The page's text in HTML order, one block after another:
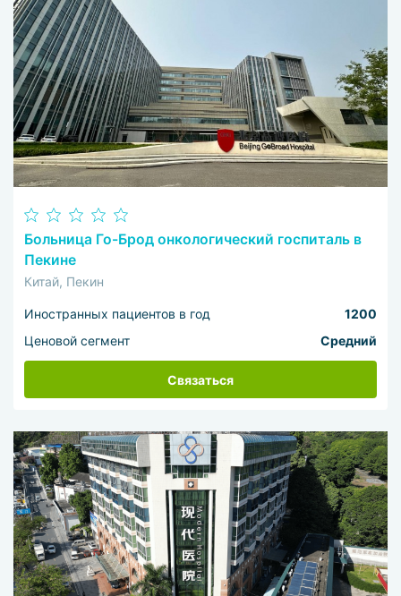
Больница Го-Брод онкологический госпиталь в
Пекине
Китай, Пекин
Иностранных пациентов в год
1200
Ценовой сегмент
Средний
Связаться